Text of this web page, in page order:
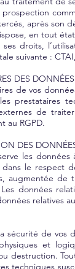
après son
en tout
ses droits,
suivante : CTAI,
DES DONNÉES
de vos
prestataires
de
au RGPD.
DES
les
le respect
augmentée de
données
relatives
sécurité de vos
et
destruction.
techniques